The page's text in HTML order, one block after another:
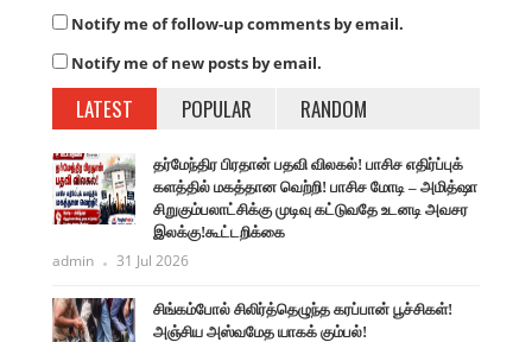
Notify me of follow-up comments by email.
Notify me of new posts by email.
LATEST POPULAR RANDOM
தர்மேந்திர பிரதான் பதவி விலகல்! பாசிச எதிர்ப்புக்
களத்தில் மகத்தான வெற்றி! பாசிச மோடி – அமித்ஷா
சிறுகும்பலாட்சிக்கு முடிவு கட்டுவதே உடனடி அவசர
இலக்கு!கூட்டறிக்கை
admin 31 Jul 2026
சிங்கம்போல் சிலிர்த்தெழுந்த கரப்பான் பூச்சிகள்!
அஞ்சிய அஸ்வமேத யாகக் கும்பல்!